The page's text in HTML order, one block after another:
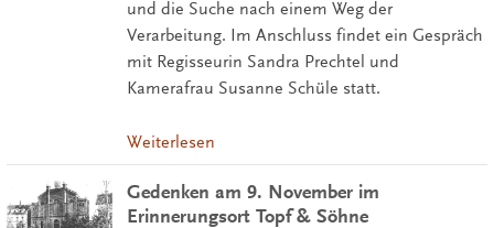
und die Suche nach einem Weg der
Verarbeitung. Im Anschluss findet ein Gespräch
mit Regisseurin Sandra Prechtel und
Kamerafrau Susanne Schüle statt.
Weiterlesen
Gedenken am 9. November im
Erinnerungsort Topf & Söhne